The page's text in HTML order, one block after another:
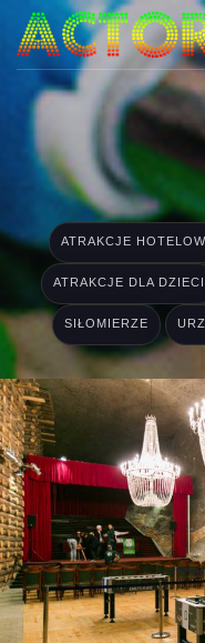
ATRAKCJE
ATRAKCJE DLA DZIECI
SIŁOMIERZE